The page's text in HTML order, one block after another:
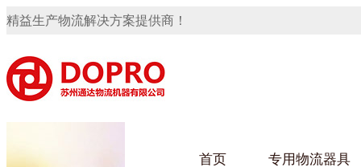
精益生产物流解决方案提供商！
首页 专用物流器具